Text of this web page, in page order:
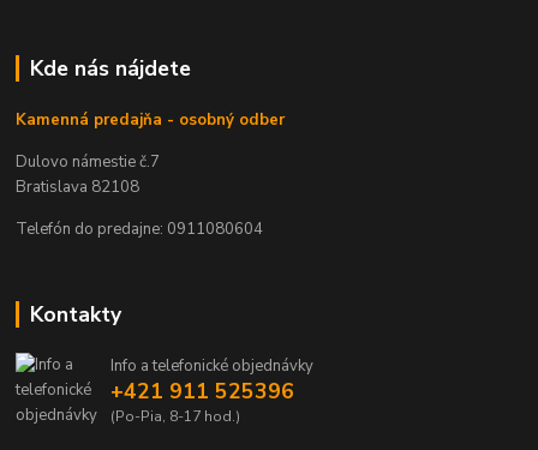
Kde nás nájdete
Kamenná predajňa - osobný odber
Dulovo námestie č.7
Bratislava 82108
Telefón do predajne: 0911080604
Kontakty
Info a telefonické objednávky
+421 911 525396
(Po-Pia, 8-17 hod.)